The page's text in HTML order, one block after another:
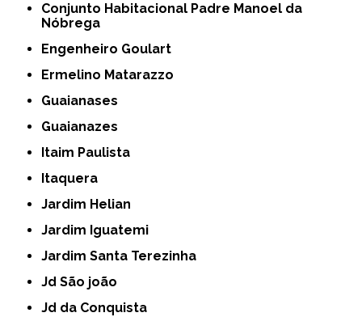
Conjunto Habitacional Padre Manoel da
Nóbrega
Engenheiro Goulart
Ermelino Matarazzo
Guaianases
Guaianazes
Itaim Paulista
Itaquera
Jardim Helian
Jardim Iguatemi
Jardim Santa Terezinha
Jd São joão
Jd da Conquista